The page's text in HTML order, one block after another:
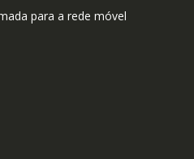
para a rede móvel